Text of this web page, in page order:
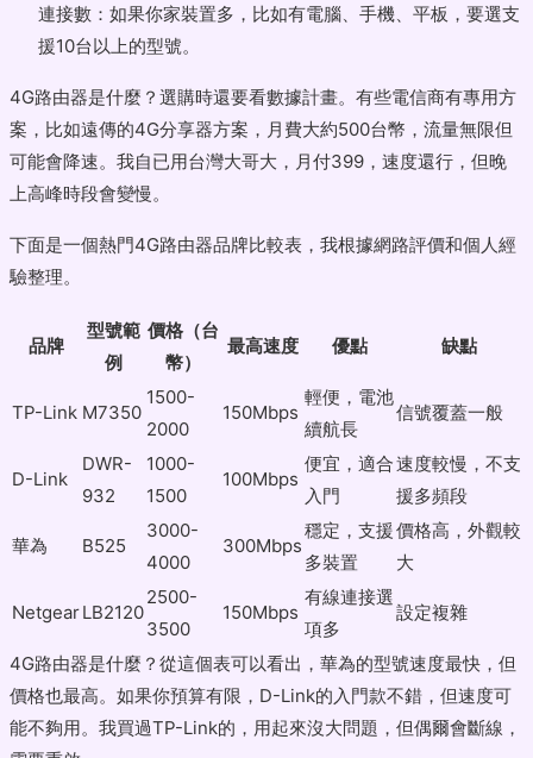
連接數：如果你家裝置多，比如有電腦、手機、平板，要選支
援10台以上的型號。
4G路由器是什麼？選購時還要看數據計畫。有些電信商有專用方
案，比如遠傳的4G分享器方案，月費大約500台幣，流量無限但
可能會降速。我自已用台灣大哥大，月付399，速度還行，但晚
上高峰時段會變慢。
下面是一個熱門4G路由器品牌比較表，我根據網路評價和個人經
驗整理。
品牌
型號範
例
價格（台
幣）
最高速度 優點 缺點
TP-Link M7350
1500-
2000
150Mbps
輕便，電池
續航長
信號覆蓋一般
D-Link
DWR-
932
1000-
1500
100Mbps
便宜，適合
入門
速度較慢，不支
援多頻段
華為 B525
3000-
4000
300Mbps
穩定，支援
多裝置
價格高，外觀較
大
NetgearLB2120
2500-
3500
150Mbps
有線連接選
項多
設定複雜
4G路由器是什麼？從這個表可以看出，華為的型號速度最快，但
價格也最高。如果你預算有限，D-Link的入門款不錯，但速度可
能不夠用。我買過TP-Link的，用起來沒大問題，但偶爾會斷線，